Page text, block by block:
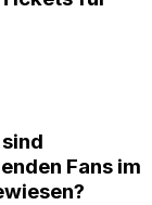
Fans im